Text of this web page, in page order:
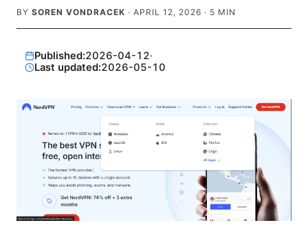
BY SOREN VONDRACEK · APRIL 12, 2026 · 5 MIN
Published:2026-04-12·
Last updated:2026-05-10